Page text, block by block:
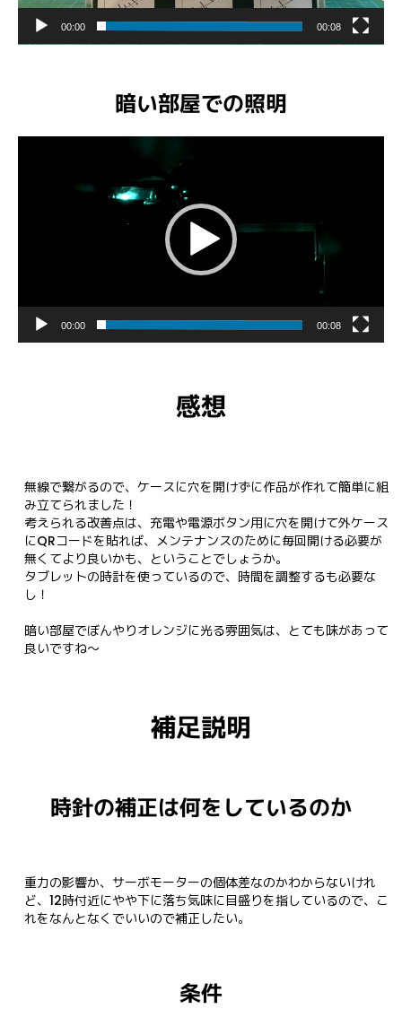
00:00 00:08
暗い部屋での照明
00:00 00:08
感想
無線で繋がるので、ケースに穴を開けずに作品が作れて簡単に組
み立てられました！
考えられる改善点は、充電や電源ボタン用に穴を開けて外ケース
にQRコードを貼れば、メンテナンスのために毎回開ける必要が
無くてより良いかも、ということでしょうか。
タブレットの時計を使っているので、時間を調整するも必要な
し！
暗い部屋でぼんやりオレンジに光る雰囲気は、とても味があって
良いですね～
補足説明
時針の補正は何をしているのか
重力の影響か、サーボモーターの個体差なのかわからないけれ
ど、12時付近にやや下に落ち気味に目盛りを指しているので、こ
れをなんとなくでいいので補正したい。
条件